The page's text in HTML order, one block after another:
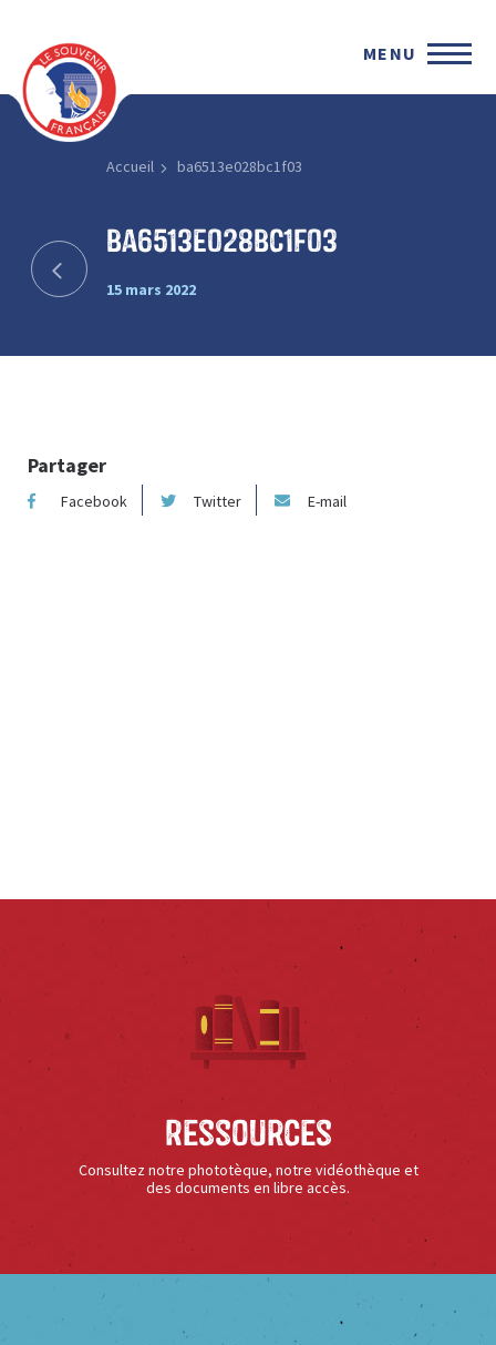
MENU
Accueil ba6513e028bc1f03
ba6513e028bc1f03
15 mars 2022
Partager
Facebook Twitter E-mail
Ressources
Consultez notre phototèque, notre vidéothèque et
des documents en libre accès.